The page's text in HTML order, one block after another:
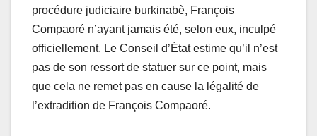
procédure judiciaire burkinabè, François
Compaoré n’ayant jamais été, selon eux, inculpé
officiellement. Le Conseil d’État estime qu’il n’est
pas de son ressort de statuer sur ce point, mais
que cela ne remet pas en cause la légalité de
l’extradition de François Compaoré.